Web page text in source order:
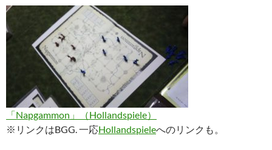
「Napgammon」（Hollandspiele）
※リンクはBGG. 一応Hollandspieleへのリンクも。